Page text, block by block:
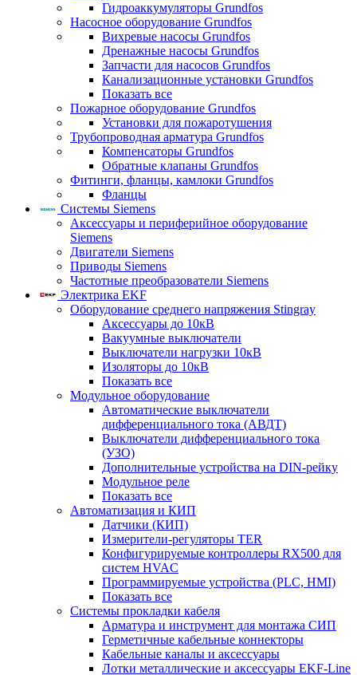
Гидроаккумуляторы Grundfos
Насосное оборудование Grundfos
Вихревые насосы Grundfos
Дренажные насосы Grundfos
Запчасти для насосов Grundfos
Канализационные установки Grundfos
Показать все
Пожарное оборудование Grundfos
Установки для пожаротушения
Трубопроводная арматура Grundfos
Компенсаторы Grundfos
Обратные клапаны Grundfos
Фитинги, фланцы, камлоки Grundfos
Фланцы
Системы Siemens
Аксессуары и периферийное оборудование
Siemens
Двигатели Siemens
Приводы Siemens
Частотные преобразователи Siemens
Электрика EKF
Оборудование среднего напряжения Stingray
Аксессуары до 10кВ
Вакуумные выключатели
Выключатели нагрузки 10кВ
Изоляторы до 10кВ
Показать все
Модульное оборудование
Автоматические выключатели
дифференциального тока (АВДТ)
Выключатели дифференциального тока
(УЗО)
Дополнительные устройства на DIN-рейку
Модульное реле
Показать все
Автоматизация и КИП
Датчики (КИП)
Измерители-регуляторы TER
Конфигурируемые контроллеры RX500 для
систем HVAC
Программируемые устройства (PLC, HMI)
Показать все
Системы прокладки кабеля
Арматура и инструмент для монтажа СИП
Герметичные кабельные коннекторы
Кабельные каналы и аксессуары
Лотки металлические и аксессуары EKF-Line